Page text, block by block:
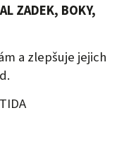
ZADEK, BOKY,
a zlepšuje jejich